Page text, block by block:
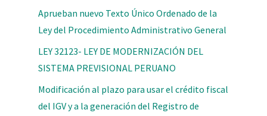
Aprueban nuevo Texto Único Ordenado de la
Ley del Procedimiento Administrativo General
LEY 32123- LEY DE MODERNIZACIÓN DEL
SISTEMA PREVISIONAL PERUANO
Modificación al plazo para usar el crédito fiscal
del IGV y a la generación del Registro de